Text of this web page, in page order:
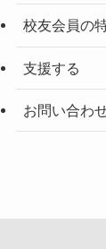
校友会員の
支援する
お問い合わ